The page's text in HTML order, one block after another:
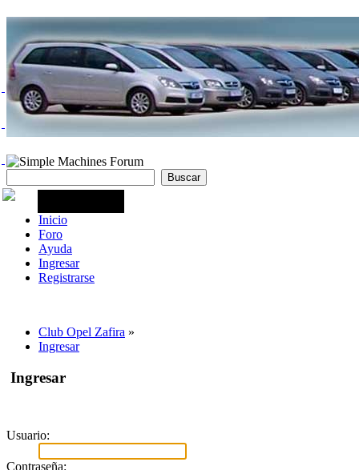
Inicio
Foro
Ayuda
Ingresar
Registrarse
Club Opel Zafira »
Ingresar
Ingresar
Usuario:
Contraseña: